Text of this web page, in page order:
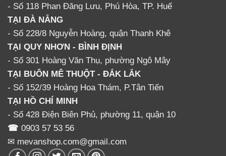
- Số 118 Phan Đăng Lưu, Phú Hòa, TP. Huế
TẠI ĐÀ NẴNG
- Số 228/8 Nguyễn Hoàng, quận Thanh Khê
TẠI QUY NHƠN - BÌNH ĐỊNH
- Số 301 Hoàng Văn Thụ, phường Ngô Mây
TẠI BUÔN MÊ THUỘT - ĐẮK LẮK
- Số 152/39 Hoàng Hoa Thám, P.Tân Tiến
TẠI HỒ CHÍ MINH
- Số 428 Điện Biên Phủ, phường 11, quận 10
☎ 0903 57 53 56
✉ mevanshop.com@gmail.com